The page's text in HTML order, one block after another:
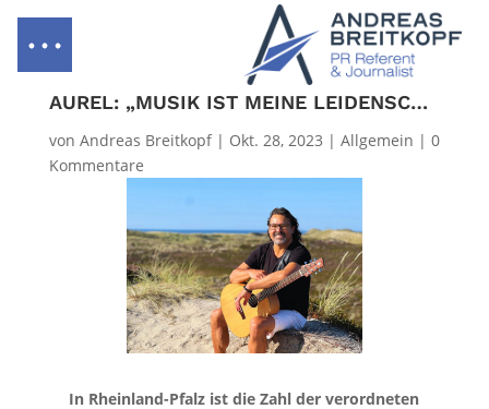
AUREL: „MUSIK IST MEINE LEIDENSCHAFT“
von Andreas Breitkopf| Okt. 28, 2023 | Allgemein | 0
Kommentare
In Rheinland-Pfalz ist die Zahl der verordneten